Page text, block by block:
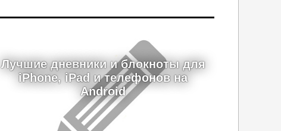
Лучшие дневники и блокноты для
iPhone, iPad и телефонов на
Android